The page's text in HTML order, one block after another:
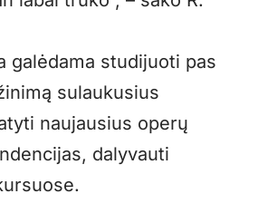
galėdama studijuoti pas
sulaukusius
naujausius operų
dalyvauti